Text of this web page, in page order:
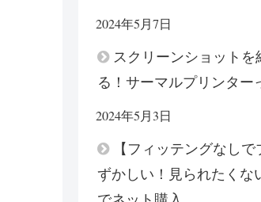
2024年5月7日
スクリーンショットを
る！サーマルプリンター
2024年5月3日
【フィッテングなし
ずかしい！見られたくな